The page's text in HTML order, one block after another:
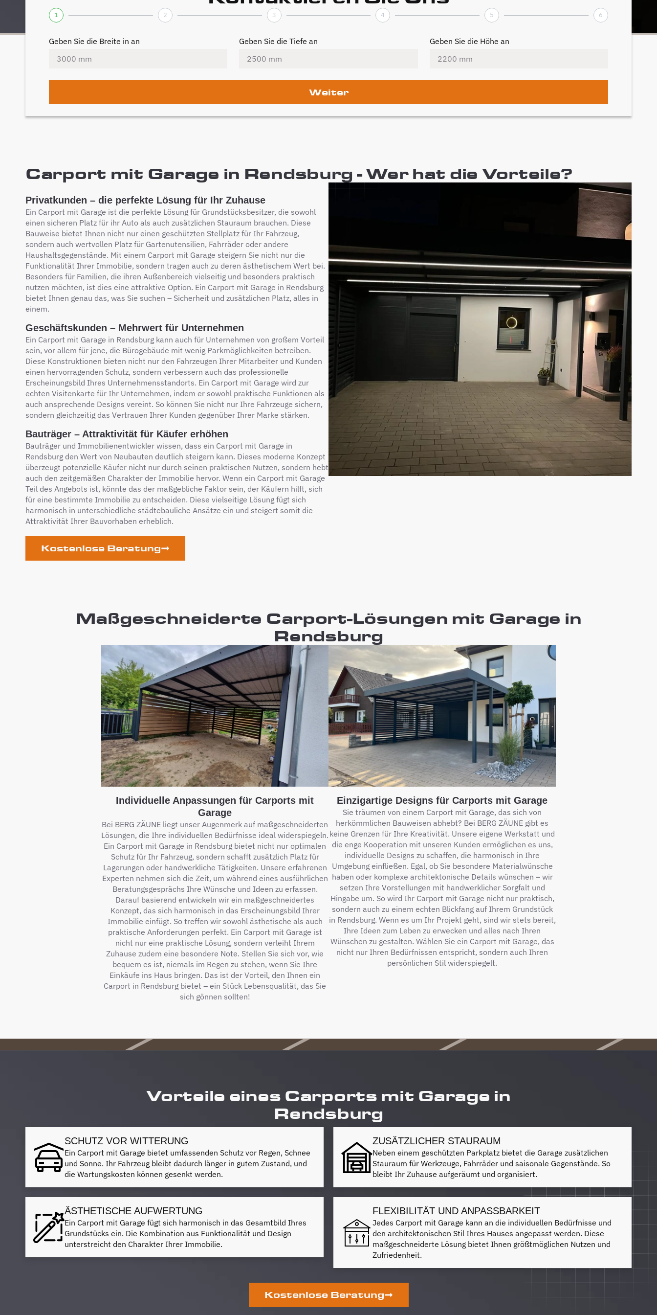
1 2 3 4 5 6
Geben Sie die Breite in an Geben Sie die Tiefe an Geben Sie die Höhe an
Weiter
Carport mit Garage in Rendsburg - Wer hat die Vorteile?
Privatkunden – die perfekte Lösung für Ihr Zuhause
Ein Carport mit Garage ist die perfekte Lösung für Grundstücksbesitzer, die sowohl
einen sicheren Platz für ihr Auto als auch zusätzlichen Stauraum brauchen. Diese
Bauweise bietet Ihnen nicht nur einen geschützten Stellplatz für Ihr Fahrzeug,
sondern auch wertvollen Platz für Gartenutensilien, Fahrräder oder andere
Haushaltsgegenstände. Mit einem Carport mit Garage steigern Sie nicht nur die
Funktionalität Ihrer Immobilie, sondern tragen auch zu deren ästhetischem Wert bei.
Besonders für Familien, die ihren Außenbereich vielseitig und besonders praktisch
nutzen möchten, ist dies eine attraktive Option. Ein Carport mit Garage in Rendsburg
bietet Ihnen genau das, was Sie suchen – Sicherheit und zusätzlichen Platz, alles in
einem.
Geschäftskunden – Mehrwert für Unternehmen
Ein Carport mit Garage in Rendsburg kann auch für Unternehmen von großem Vorteil
sein, vor allem für jene, die Bürogebäude mit wenig Parkmöglichkeiten betreiben.
Diese Konstruktionen bieten nicht nur den Fahrzeugen Ihrer Mitarbeiter und Kunden
einen hervorragenden Schutz, sondern verbessern auch das professionelle
Erscheinungsbild Ihres Unternehmensstandorts. Ein Carport mit Garage wird zur
echten Visitenkarte für Ihr Unternehmen, indem er sowohl praktische Funktionen als
auch ansprechende Designs vereint. So können Sie nicht nur Ihre Fahrzeuge sichern,
sondern gleichzeitig das Vertrauen Ihrer Kunden gegenüber Ihrer Marke stärken.
Bauträger – Attraktivität für Käufer erhöhen
Bauträger und Immobilienentwickler wissen, dass ein Carport mit Garage in
Rendsburg den Wert von Neubauten deutlich steigern kann. Dieses moderne Konzept
überzeugt potenzielle Käufer nicht nur durch seinen praktischen Nutzen, sondern hebt
auch den zeitgemäßen Charakter der Immobilie hervor. Wenn ein Carport mit Garage
Teil des Angebots ist, könnte das der maßgebliche Faktor sein, der Käufern hilft, sich
für eine bestimmte Immobilie zu entscheiden. Diese vielseitige Lösung fügt sich
harmonisch in unterschiedliche städtebauliche Ansätze ein und steigert somit die
Attraktivität Ihrer Bauvorhaben erheblich.
Kostenlose Beratung
Maßgeschneiderte Carport-Lösungen mit Garage in
Rendsburg
Individuelle Anpassungen für Carports mit
Garage
Bei BERG ZÄUNE liegt unser Augenmerk auf maßgeschneiderten
Lösungen, die Ihre individuellen Bedürfnisse ideal widerspiegeln.
Ein Carport mit Garage in Rendsburg bietet nicht nur optimalen
Schutz für Ihr Fahrzeug, sondern schafft zusätzlich Platz für
Lagerungen oder handwerkliche Tätigkeiten. Unsere erfahrenen
Experten nehmen sich die Zeit, um während eines ausführlichen
Beratungsgesprächs Ihre Wünsche und Ideen zu erfassen.
Darauf basierend entwickeln wir ein maßgeschneidertes
Konzept, das sich harmonisch in das Erscheinungsbild Ihrer
Immobilie einfügt. So treffen wir sowohl ästhetische als auch
praktische Anforderungen perfekt. Ein Carport mit Garage ist
nicht nur eine praktische Lösung, sondern verleiht Ihrem
Zuhause zudem eine besondere Note. Stellen Sie sich vor, wie
bequem es ist, niemals im Regen zu stehen, wenn Sie Ihre
Einkäufe ins Haus bringen. Das ist der Vorteil, den Ihnen ein
Carport in Rendsburg bietet – ein Stück Lebensqualität, das Sie
sich gönnen sollten!
Einzigartige Designs für Carports mit Garage
Sie träumen von einem Carport mit Garage, das sich von
herkömmlichen Bauweisen abhebt? Bei BERG ZÄUNE gibt es
keine Grenzen für Ihre Kreativität. Unsere eigene Werkstatt und
die enge Kooperation mit unseren Kunden ermöglichen es uns,
individuelle Designs zu schaffen, die harmonisch in Ihre
Umgebung einfließen. Egal, ob Sie besondere Materialwünsche
haben oder komplexe architektonische Details wünschen – wir
setzen Ihre Vorstellungen mit handwerklicher Sorgfalt und
Hingabe um. So wird Ihr Carport mit Garage nicht nur praktisch,
sondern auch zu einem echten Blickfang auf Ihrem Grundstück
in Rendsburg. Wenn es um Ihr Projekt geht, sind wir stets bereit,
Ihre Ideen zum Leben zu erwecken und alles nach Ihren
Wünschen zu gestalten. Wählen Sie ein Carport mit Garage, das
nicht nur Ihren Bedürfnissen entspricht, sondern auch Ihren
persönlichen Stil widerspiegelt.
Vorteile eines Carports mit Garage in
Rendsburg
SCHUTZ VOR WITTERUNG
Ein Carport mit Garage bietet umfassenden Schutz vor Regen, Schnee
und Sonne. Ihr Fahrzeug bleibt dadurch länger in gutem Zustand, und
die Wartungskosten können gesenkt werden.
ZUSÄTZLICHER STAURAUM
Neben einem geschützten Parkplatz bietet die Garage zusätzlichen
Stauraum für Werkzeuge, Fahrräder und saisonale Gegenstände. So
bleibt Ihr Zuhause aufgeräumt und organisiert.
ÄSTHETISCHE AUFWERTUNG
Ein Carport mit Garage fügt sich harmonisch in das Gesamtbild Ihres
Grundstücks ein. Die Kombination aus Funktionalität und Design
unterstreicht den Charakter Ihrer Immobilie.
FLEXIBILITÄT UND ANPASSBARKEIT
Jedes Carport mit Garage kann an die individuellen Bedürfnisse und
den architektonischen Stil Ihres Hauses angepasst werden. Diese
maßgeschneiderte Lösung bietet Ihnen größtmöglichen Nutzen und
Zufriedenheit.
Kostenlose Beratung